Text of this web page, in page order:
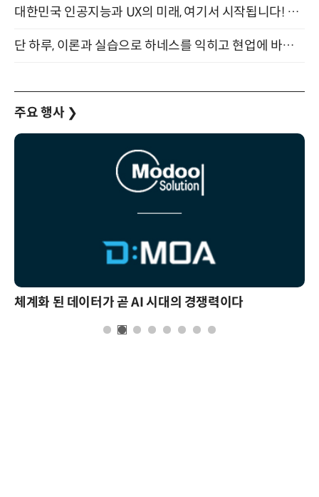
대한민국 인공지능과 UX의 미래, 여기서 시작됩니다! UX Korea 2026 - Fall 9월 2일 개최
단 하루, 이론과 실습으로 하네스를 익히고 현업에 바로 쓰는 핸즈온 워크숍 (8/20)
주요 행사 ❯
체계화 된 데이터가 곧 AI 시대의 경쟁력이다